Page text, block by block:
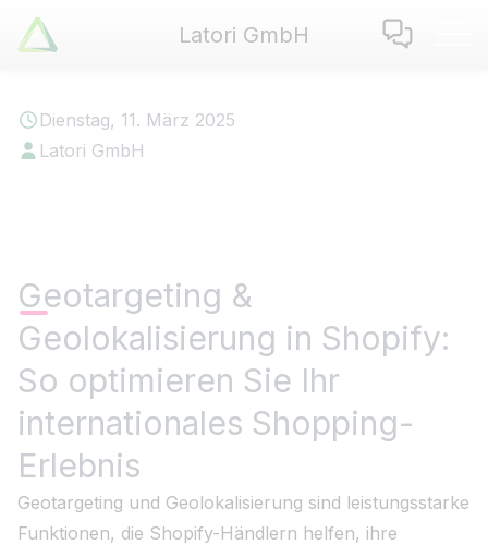
Latori GmbH Latori GmbH
Blog
EN
Dienstag, 11. März 2025
Latori GmbH
Geotargeting &
Geolokalisierung in Shopify:
So optimieren Sie Ihr
internationales Shopping-
Erlebnis
Geotargeting und Geolokalisierung sind leistungsstarke
Funktionen, die Shopify-Händlern helfen, ihre